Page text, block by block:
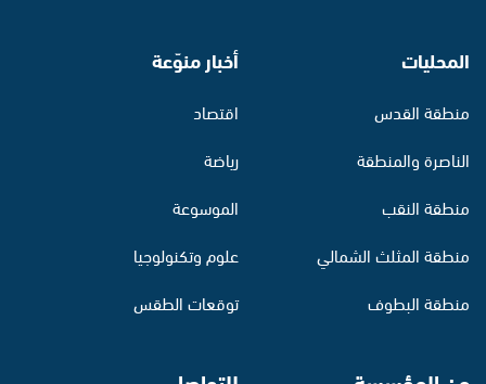
المحليات
منطقة القدس
الناصرة والمنطقة
منطقة النقب
منطقة المثلث الشمالي
منطقة البطوف
أخبار منوّعة
اقتصاد
رياضة
الموسوعة
علوم وتكنولوجيا
توقعات الطقس